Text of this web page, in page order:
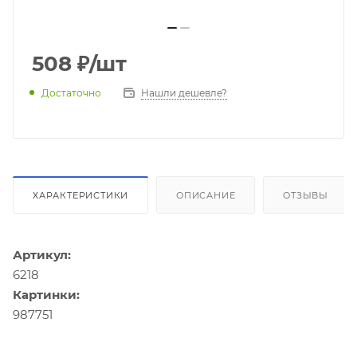
508 ₽/шт
Достаточно Нашли дешевле?
ХАРАКТЕРИСТИКИ ОПИСАНИЕ ОТЗЫВЫ
Артикул:
6218
Картинки:
987751